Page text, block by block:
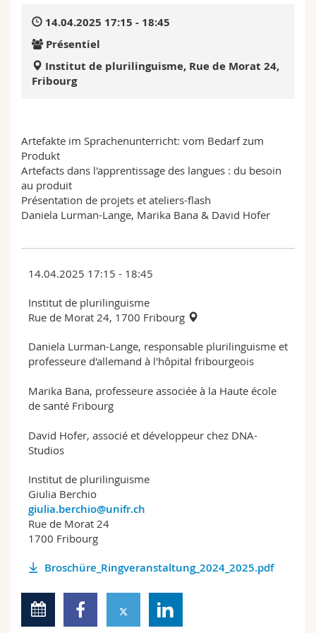
Interfacultaire
Doctorants
Programme des cours
MyUnifr
14.04.2025 17:15 - 18:45
Présentiel
Institut de plurilinguisme, Rue de Morat 24,
Fribourg
Artefakte im Sprachenunterricht: vom Bedarf zum
Produkt
Artefacts dans l'apprentissage des langues : du besoin
au produit
Présentation de projets et ateliers-flash
Daniela Lurman-Lange, Marika Bana & David Hofer
14.04.2025 17:15 - 18:45
Institut de plurilinguisme
Rue de Morat 24, 1700 Fribourg
Daniela Lurman-Lange, responsable plurilinguisme et
professeure d'allemand à l'hôpital fribourgeois
Marika Bana, professeure associée à la Haute école
de santé Fribourg
David Hofer, associé et développeur chez DNA-
Studios
Institut de plurilinguisme
Giulia Berchio
giulia.berchio@unifr.ch
Rue de Morat 24
1700 Fribourg
Broschüre_Ringveranstaltung_2024_2025.pdf